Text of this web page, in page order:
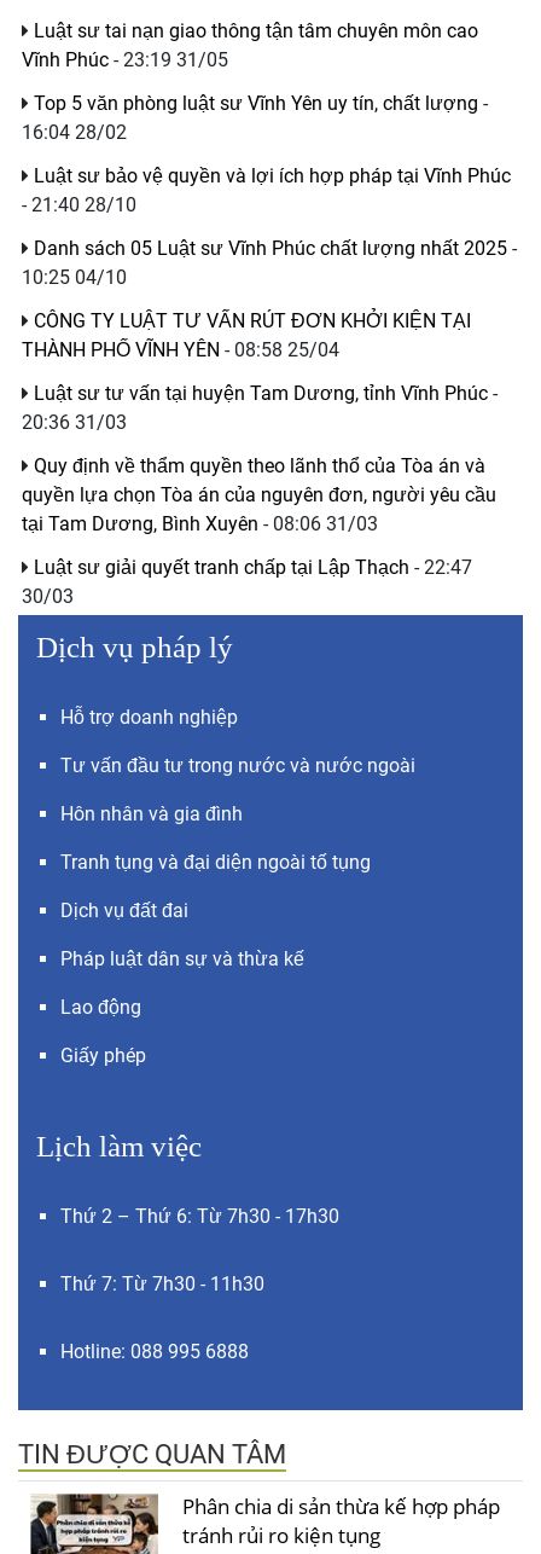
Luật sư tai nạn giao thông tận tâm chuyên môn cao
Vĩnh Phúc - 23:19 31/05
Top 5 văn phòng luật sư Vĩnh Yên uy tín, chất lượng -
16:04 28/02
Luật sư bảo vệ quyền và lợi ích hợp pháp tại Vĩnh Phúc
- 21:40 28/10
Danh sách 05 Luật sư Vĩnh Phúc chất lượng nhất 2025 -
10:25 04/10
CÔNG TY LUẬT TƯ VẤN RÚT ĐƠN KHỞI KIỆN TẠI
THÀNH PHỐ VĨNH YÊN - 08:58 25/04
Luật sư tư vấn tại huyện Tam Dương, tỉnh Vĩnh Phúc -
20:36 31/03
Quy định về thẩm quyền theo lãnh thổ của Tòa án và
quyền lựa chọn Tòa án của nguyên đơn, người yêu cầu
tại Tam Dương, Bình Xuyên - 08:06 31/03
Luật sư giải quyết tranh chấp tại Lập Thạch - 22:47
30/03
Dịch vụ pháp lý
Hỗ trợ doanh nghiệp
Tư vấn đầu tư trong nước và nước ngoài
Hôn nhân và gia đình
Tranh tụng và đại diện ngoài tố tụng
Dịch vụ đất đai
Pháp luật dân sự và thừa kế
Lao động
Giấy phép
Lịch làm việc
Thứ 2 – Thứ 6: Từ 7h30 - 17h30
Thứ 7: Từ 7h30 - 11h30
Hotline: 088 995 6888
TIN ĐƯỢC QUAN TÂM
Phân chia di sản thừa kế hợp pháp
tránh rủi ro kiện tụng